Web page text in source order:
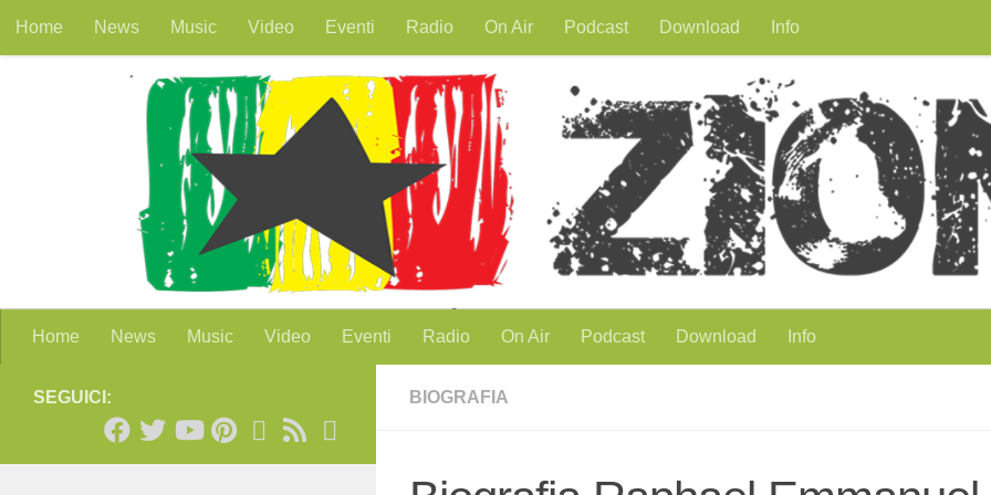
Salta al contenuto
Home News Music Video Eventi Radio On Air Podcast Download Info
Home News Music Video Eventi Radio On Air Podcast Download Info
BIOGRAFIA
SEGUICI: